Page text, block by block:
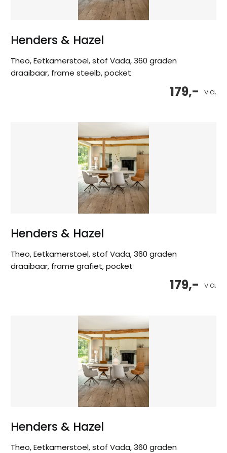
Henders & Hazel
Theo, Eetkamerstoel, stof Vada, 360 graden
draaibaar, frame steelb, pocket
v.a.
179,-
Henders & Hazel
Theo, Eetkamerstoel, stof Vada, 360 graden
draaibaar, frame grafiet, pocket
v.a.
179,-
Henders & Hazel
Theo, Eetkamerstoel, stof Vada, 360 graden